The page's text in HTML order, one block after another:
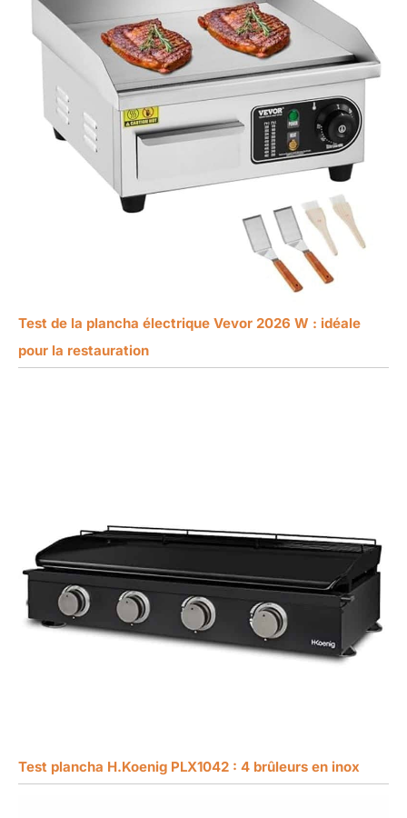
Test de la plancha électrique Vevor 2026 W : idéale
pour la restauration
Test plancha H.Koenig PLX1042 : 4 brûleurs en inox